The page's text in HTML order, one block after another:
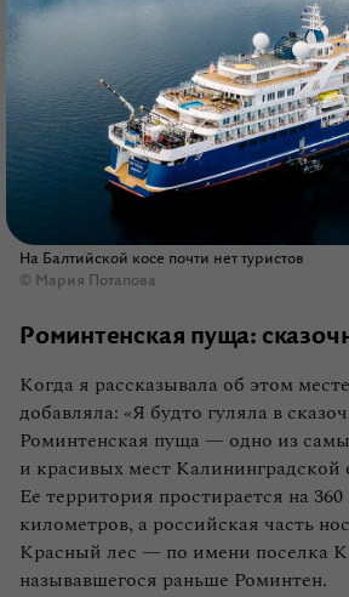
На Балтийской косе почти нет туристов
© Мария Потапова
Роминтенская пуща:
Когда я рассказывала об этом
добавляла: «Я будто гуляла в
Роминтенская пуща — одно из
и красивых мест Калининградской
Ее территория простирается на
километров, а российская часть
Красный лес — по имени поселка
называвшегося раньше Роминтен.